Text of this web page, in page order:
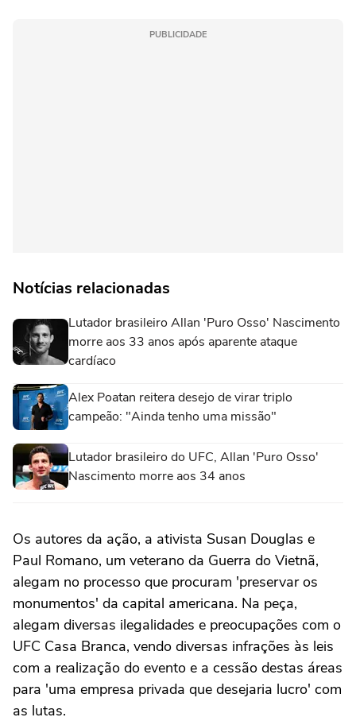
PUBLICIDADE
Notícias relacionadas
Lutador brasileiro Allan 'Puro Osso' Nascimento
morre aos 33 anos após aparente ataque
cardíaco
Alex Poatan reitera desejo de virar triplo
campeão: "Ainda tenho uma missão"
Lutador brasileiro do UFC, Allan 'Puro Osso'
Nascimento morre aos 34 anos
Os autores da ação, a ativista Susan Douglas e
Paul Romano, um veterano da Guerra do Vietnã,
alegam no processo que procuram 'preservar os
monumentos' da capital americana. Na peça,
alegam diversas ilegalidades e preocupações com o
UFC Casa Branca, vendo diversas infrações às leis
com a realização do evento e a cessão destas áreas
para 'uma empresa privada que desejaria lucro' com
as lutas.